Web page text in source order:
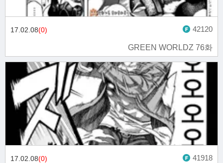
GREEN WORLDZ 76화
17.02.08(0) 42120
17.02.08(0) 41918